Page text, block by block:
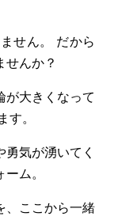
せん。
だから
せんか？
が大きくなって
す。
気が湧いてく
ム。
、ここから一緒